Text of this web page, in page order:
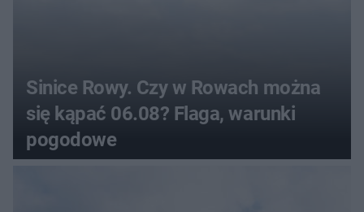
Sinice Rowy. Czy w Rowach można
się kąpać 06.08? Flaga, warunki
pogodowe